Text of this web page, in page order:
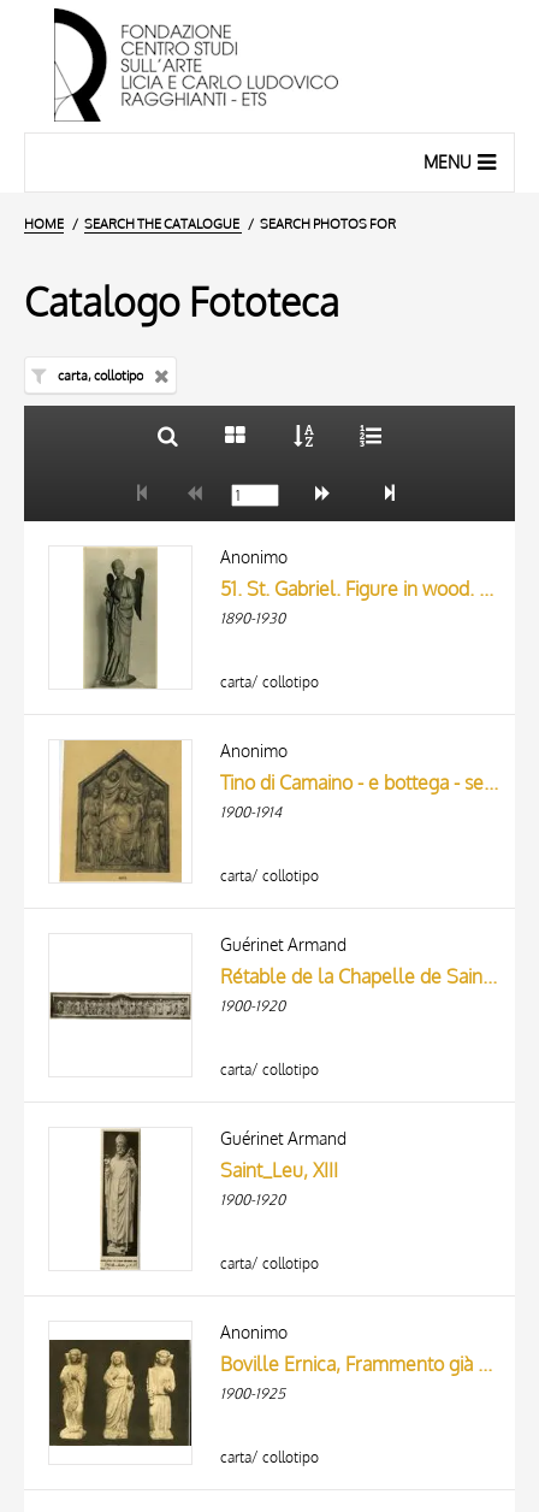
MENU
HOME SEARCH THE CATALOGUE SEARCH PHOTOS FOR
Catalogo Fototeca
carta, collotipo
AUTHOR
MATERIAL AND TECHNIQUE
Anonimo
51. St. Gabriel. Figure in wood. Pisan; 14th Century. H. 6 ft. (183 cm) 7719-1861
1890-1930
carta/ collotipo
Anonimo
Tino di Camaino - e bottega - sec. XIV - Madonna con Bambino, san Francesco d'Assisi, santa Chiara, beata Sancia d'Aragona e angeli
1900-1914
carta/ collotipo
Guérinet Armand
Rétable de la Chapelle de Saint-Germer (Oise), XIIIe siécle
1900-1920
carta/ collotipo
Guérinet Armand
Saint_Leu, XIII
1900-1920
carta/ collotipo
Anonimo
Boville Ernica, Frammento già Basilica Vaticana - XIV
1900-1925
carta/ collotipo